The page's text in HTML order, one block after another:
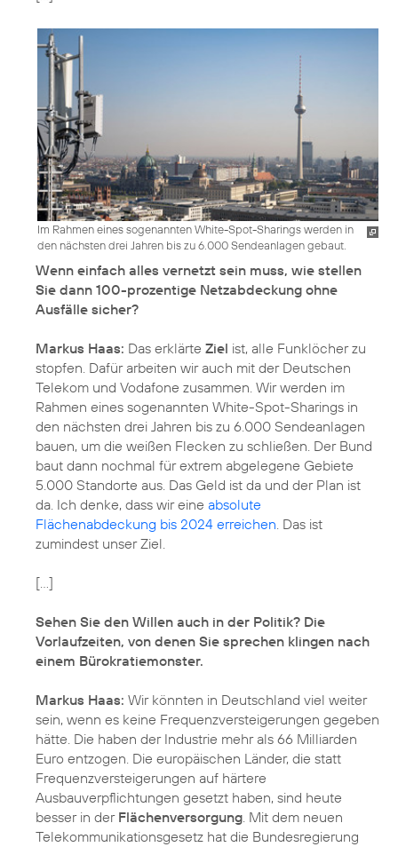
Im Rahmen eines sogenannten White-Spot-Sharings werden in
den nächsten drei Jahren bis zu 6.000 Sendeanlagen gebaut.
Wenn einfach alles vernetzt sein muss, wie stellen
Sie dann 100-prozentige Netzabdeckung ohne
Ausfälle sicher?
Markus Haas: Das erklärte Ziel ist, alle Funklöcher zu
stopfen. Dafür arbeiten wir auch mit der Deutschen
Telekom und Vodafone zusammen. Wir werden im
Rahmen eines sogenannten White-Spot-Sharings in
den nächsten drei Jahren bis zu 6.000 Sendeanlagen
bauen, um die weißen Flecken zu schließen. Der Bund
baut dann nochmal für extrem abgelegene Gebiete
5.000 Standorte aus. Das Geld ist da und der Plan ist
da. Ich denke, dass wir eine absolute
Flächenabdeckung bis 2024 erreichen . Das ist
zumindest unser Ziel.
[...]
Sehen Sie den Willen auch in der Politik? Die
Vorlaufzeiten, von denen Sie sprechen klingen nach
einem Bürokratiemonster.
Markus Haas: Wir könnten in Deutschland viel weiter
sein, wenn es keine Frequenzversteigerungen gegeben
hätte. Die haben der Industrie mehr als 66 Milliarden
Euro entzogen. Die europäischen Länder, die statt
Frequenzversteigerungen auf härtere
Ausbauverpflichtungen gesetzt haben, sind heute
besser in der Flächenversorgung . Mit dem neuen
Telekommunikationsgesetz hat die Bundesregierung